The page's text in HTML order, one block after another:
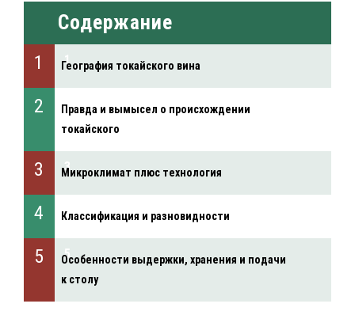
Содержание
География токайского вина
Правда и вымысел о происхождении
токайского
Микроклимат плюс технология
Классификация и разновидности
Особенности выдержки, хранения и подачи
к столу